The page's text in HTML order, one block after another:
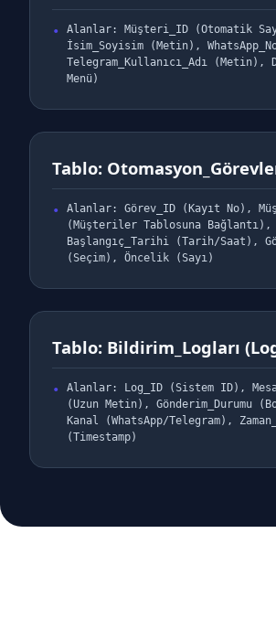
Alanlar: Müşteri_ID (Otomatik
İsim_Soyisim (Metin),
Telegram_Kullanıcı_Adı (Metin),
Menü)
Tablo:
Alanlar: Görev_ID (Kayıt No),
(Müşteriler Tablosuna Bağlantı),
Başlangıç_Tarihi (Tarih/Saat),
(Seçim), Öncelik (Sayı)
Tablo: Bildirim_Logları
Alanlar: Log_ID (Sistem ID),
(Uzun Metin), Gönderim_Durumu
Kanal (WhatsApp/Telegram),
(Timestamp)